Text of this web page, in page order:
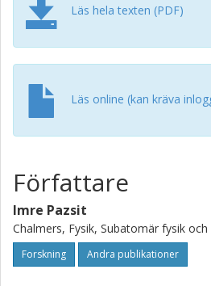
by concrete examples.
Läs hela texten (PDF)
Läs online (kan kräva
Författare
Imre Pazsit
Chalmers, Fysik, Subatomär fysik
Forskning Andra publikationer